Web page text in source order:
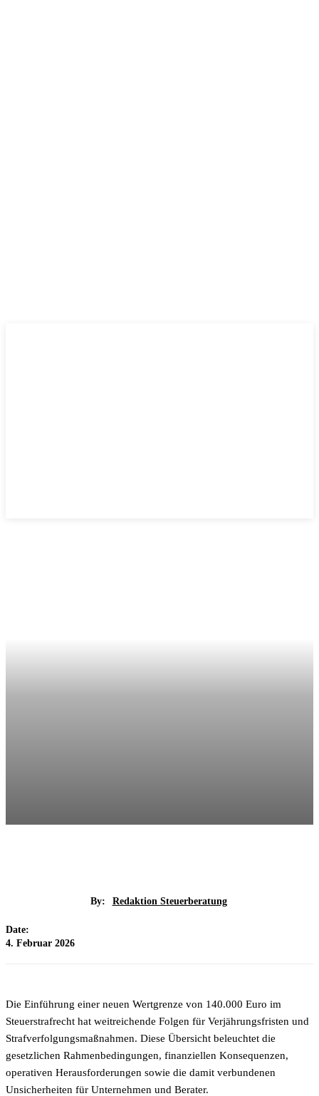
By: Redaktion Steuerberatung
Date:
4. Februar 2026
Die Einführung einer neuen Wertgrenze von 140.000 Euro im
Steuerstrafrecht hat weitreichende Folgen für Verjährungsfristen und
Strafverfolgungsmaßnahmen. Diese Übersicht beleuchtet die
gesetzlichen Rahmenbedingungen, finanziellen Konsequenzen,
operativen Herausforderungen sowie die damit verbundenen
Unsicherheiten für Unternehmen und Berater.